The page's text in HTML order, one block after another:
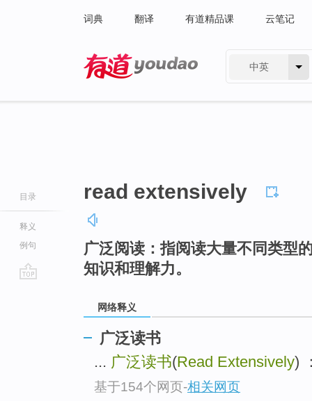
词典 翻译 有道精品课 云笔记
中英
目录
释义
例句
read extensively
广泛阅读：指阅读大量不同类型
知识和理解力。
网络释义
广泛读书
... 广泛读书(Read Extensively)
基于154个网页-相关网页